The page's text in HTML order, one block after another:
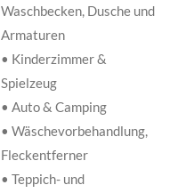
Waschbecken, Dusche und
Armaturen
• Kinderzimmer &
Spielzeug
• Auto & Camping
• Wäschevorbehandlung,
Fleckentferner
• Teppich- und